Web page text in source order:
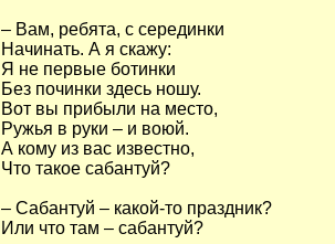
– Вам, ребята, с серединки
Начинать. А я скажу:
Я не первые ботинки
Без починки здесь ношу.
Вот вы прибыли на место,
Ружья в руки – и воюй.
А кому из вас известно,
Что такое сабантуй?
– Сабантуй – какой-то праздник?
Или что там – сабантуй?